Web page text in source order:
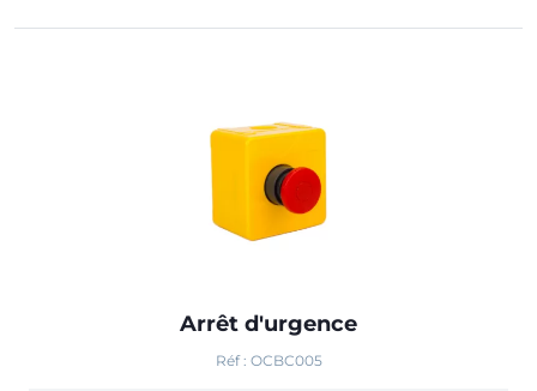
Arrêt d'urgence
Réf : OCBC005